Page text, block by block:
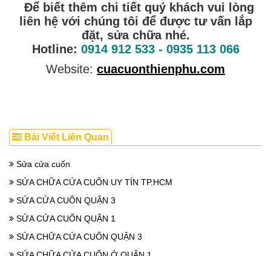
Để biết thêm chi tiết quý khách vui lòng
liên hệ với chúng tôi để được tư vấn lắp
đặt, sửa chữa nhé.
Hotline: 0914 912 533 - 0935 113 066
Website: cuacuonthienphu.com
Bài Viết Liên Quan
Sửa cửa cuốn
SỬA CHỮA CỬA CUỐN UY TÍN TP.HCM
SỬA CỬA CUỐN QUẬN 3
SỬA CỬA CUỐN QUẬN 1
SỬA CHỮA CỬA CUỐN QUẬN 3